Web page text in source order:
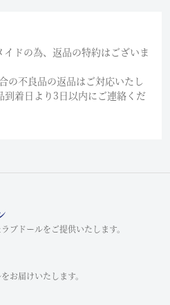
ドの為、返品の特約はございま
の不良品の返品はご対応いたし
到着日より3日以内にご連絡くだ
ブドールをご提供いたします。
お届けいたします。